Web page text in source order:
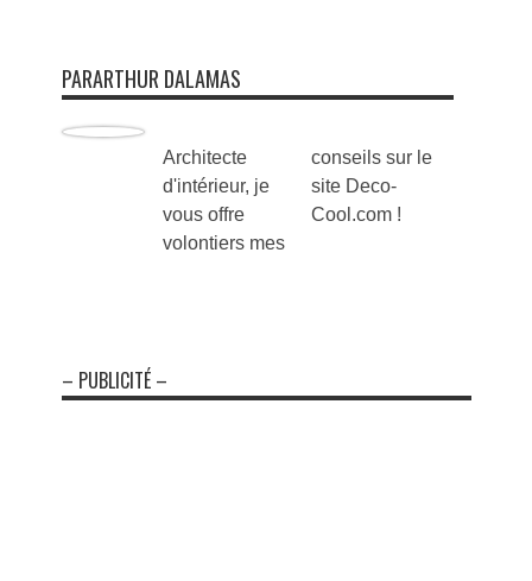
PARARTHUR DALAMAS
Architecte
d'intérieur, je
vous offre
volontiers mes
conseils sur le
site Deco-
Cool.com !
– PUBLICITÉ –